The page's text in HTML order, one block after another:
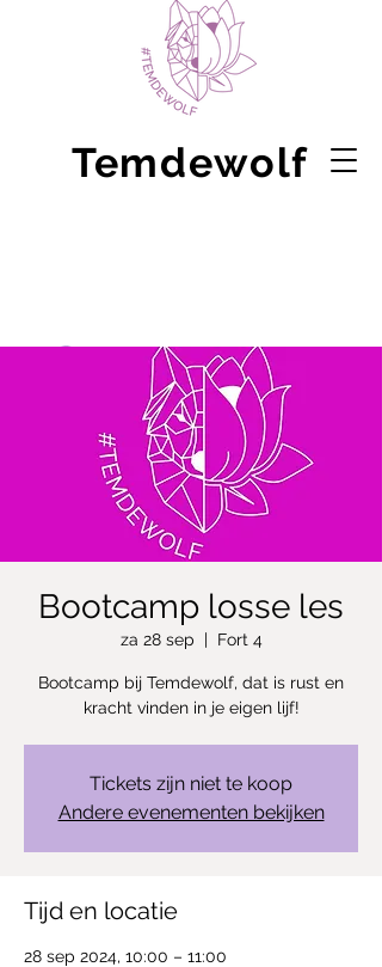
Temdewolf
Bootcamp losse les
za 28 sep
  |
Fort 4
Bootcamp bij Temdewolf, dat is rust en
kracht vinden in je eigen lijf!
Tickets zijn niet te koop
Andere evenementen bekijken
Tijd en locatie
28 sep 2024, 10:00 – 11:00